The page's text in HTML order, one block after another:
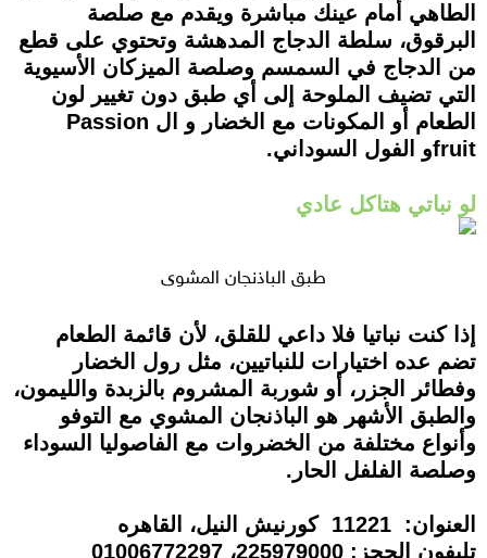
الطاهي أمام عينك مباشرة ويقدم مع صلصة
البرقوق، سلطة الدجاج المدهشة وتحتوي على قطع
من الدجاج في السمسم وصلصة الميزكان الأسيوية
التي تضيف الملوحة إلى أي طبق دون تغيير لون
الطعام أو المكونات مع الخضار و ال Passion
fruitو الفول السوداني.
لو نباتي هتاكل عادي
طبق الباذنجان المشوي
إذا كنت نباتيا فلا داعي للقلق، لأن قائمة الطعام
تضم عده اختيارات للنباتيين، مثل رول الخضار
وفطائر الجزر، أو شوربة المشروم بالزبدة والليمون،
والطبق الأشهر هو الباذنجان المشوي مع التوفو
وأنواع مختلفة من الخضروات مع الفاصوليا السوداء
وصلصة الفلفل الحار.
العنوان: 11221 كورنيش النيل، القاهره
تليفون الحجز: 225979000، 01006772297